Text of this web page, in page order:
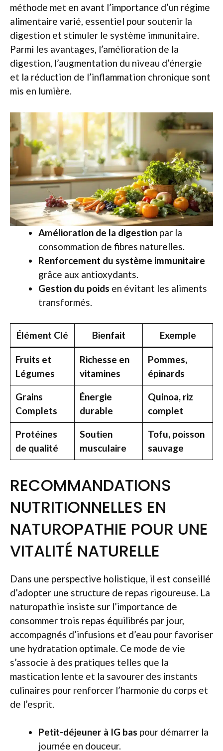
méthode met en avant l’importance d’un régime
alimentaire varié, essentiel pour soutenir la
digestion et stimuler le système immunitaire.
Parmi les avantages, l’amélioration de la
digestion, l’augmentation du niveau d’énergie
et la réduction de l’inflammation chronique sont
mis en lumière.
Amélioration de la digestion par la
consommation de fibres naturelles.
Renforcement du système immunitaire
grâce aux antioxydants.
Gestion du poids en évitant les aliments
transformés.
Élément Clé Bienfait Exemple
Fruits et
Légumes
Richesse en
vitamines
Pommes,
épinards
Grains
Complets
Énergie
durable
Quinoa, riz
complet
Protéines
de qualité
Soutien
musculaire
Tofu, poisson
sauvage
RECOMMANDATIONS
NUTRITIONNELLES EN
NATUROPATHIE POUR UNE
VITALITÉ NATURELLE
Dans une perspective holistique, il est conseillé
d’adopter une structure de repas rigoureuse. La
naturopathie insiste sur l’importance de
consommer trois repas équilibrés par jour,
accompagnés d’infusions et d’eau pour favoriser
une hydratation optimale. Ce mode de vie
s’associe à des pratiques telles que la
mastication lente et la savourer des instants
culinaires pour renforcer l’harmonie du corps et
de l’esprit.
Petit-déjeuner à IG bas pour démarrer la
journée en douceur.